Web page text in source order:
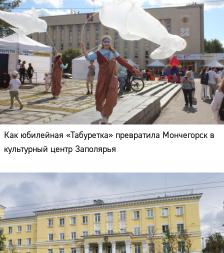
Как юбилейная «Табуретка» превратила Мончегорск в
культурный центр Заполярья